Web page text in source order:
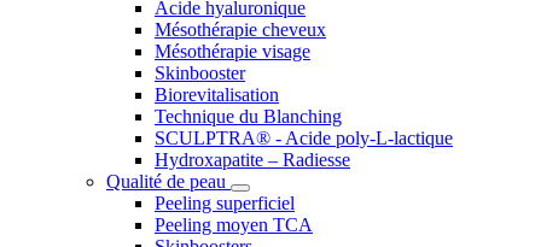
Acide hyaluronique
Mésothérapie cheveux
Mésothérapie visage
Skinbooster
Biorevitalisation
Technique du Blanching
SCULPTRA® - Acide poly-L-lactique
Hydroxapatite – Radiesse
Qualité de peau
Peeling superficiel
Peeling moyen TCA